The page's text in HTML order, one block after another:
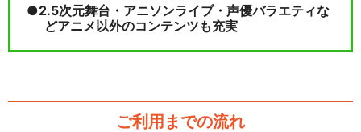
2.5次元舞台・アニソンライブ・声優バラエティな
どアニメ以外のコンテンツも充実
ご利用までの流れ